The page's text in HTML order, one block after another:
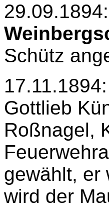
Schütz
Gottlieb
Roßnagel,
gewählt, er
wird der